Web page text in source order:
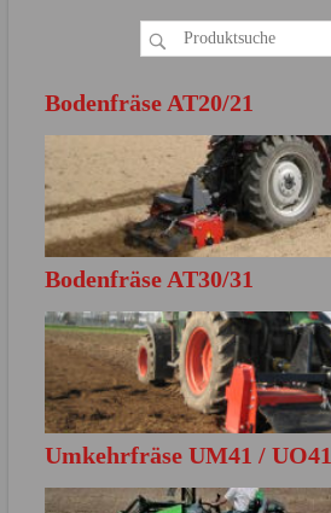
Bodenfräse AT20/21
Direkt zur Produktbroschüre
Bodenfräse AT30/31
MEHR ERFAHREN
Umkehrfräse UM41 / UO41